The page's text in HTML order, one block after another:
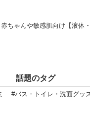
ちゃんや敏感肌向け【液体・
話題のタグ
#バス・トイレ・洗面グッ